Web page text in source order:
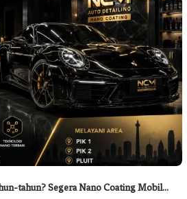
tahun? Segera Nano Coating Mobil…